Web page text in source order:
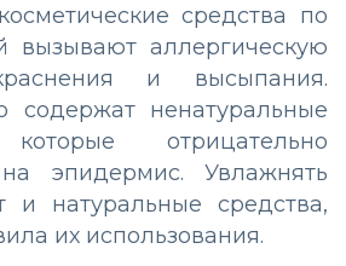
средства по
вызывают аллергическую
и высыпания.
содержат ненатуральные
отрицательно
эпидермис. Увлажнять
и натуральные средства,
их использования.